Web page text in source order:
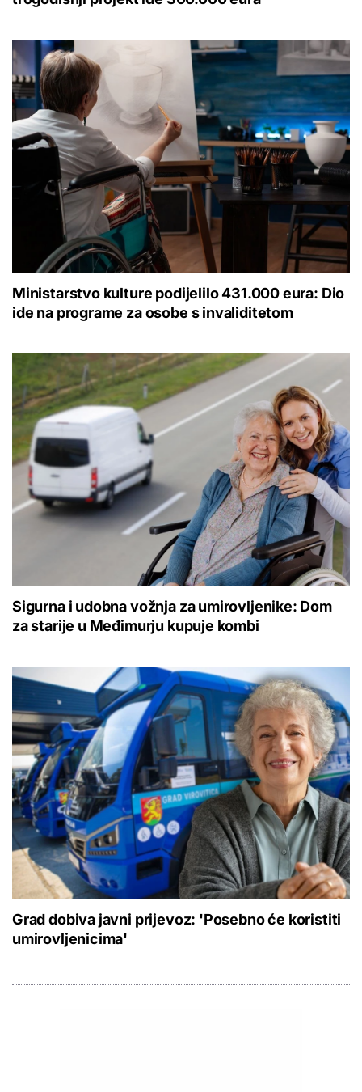
Ministarstvo kulture podijelilo 431.000 eura: Dio
ide na programe za osobe s invaliditetom
Sigurna i udobna vožnja za umirovljenike: Dom
za starije u Međimurju kupuje kombi
Grad dobiva javni prijevoz: 'Posebno će koristiti
umirovljenicima'